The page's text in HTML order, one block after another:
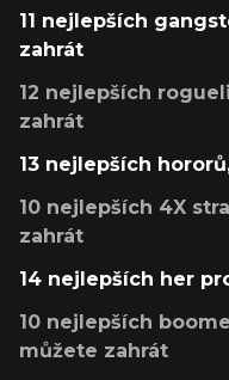
11 nejlepších
zahrát
12 nejlepších
zahrát
13 nejlepších
10 nejlepších 4X
zahrát
14 nejlepších her
10 nejlepších
můžete zahrát